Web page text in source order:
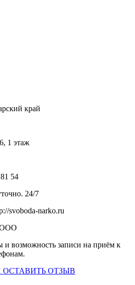
край
1 этаж
54
24/7
svoboda-narko.ru
и возможность записи на приём к
ОСТАВИТЬ ОТЗЫВ